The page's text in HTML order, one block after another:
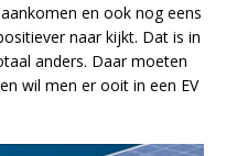
en ook nog eens
naar kijkt. Dat is in
anders. Daar moeten
wil men er ooit in een EV